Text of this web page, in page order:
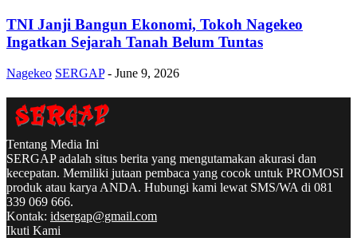
TNI Janji Bangun Ekonomi, Tokoh Nagekeo
Ingatkan Sejarah Tanah Belum Tuntas
Nagekeo SERGAP - June 9, 2026
Tentang Media Ini
SERGAP adalah situs berita yang mengutamakan akurasi dan
kecepatan. Memiliki jutaan pembaca yang cocok untuk PROMOSI
produk atau karya ANDA. Hubungi kami lewat SMS/WA di 081
339 069 666.
Kontak: idsergap@gmail.com
Ikuti Kami